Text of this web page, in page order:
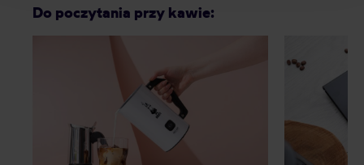
Do poczytania przy kawie: